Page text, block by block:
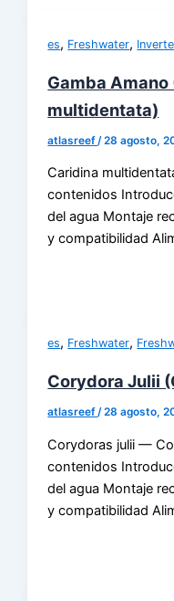
es, Freshwater,
Gamba
multidentata)
atlasreef /28 agosto,
Caridina
contenidos
del agua Montaje
y compatibilidad
es, Freshwater,
Corydora Julii
atlasreef/28 agosto,
Corydoras julii —
contenidos
del agua Montaje
y compatibilidad